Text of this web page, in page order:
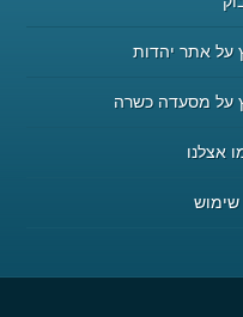
על אתר יהדות
על מסעדה כשרה
אצלנו
שימוש